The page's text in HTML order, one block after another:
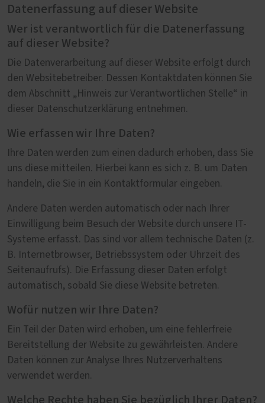
Datenerfassung auf dieser Website
Wer ist verantwortlich für die Datenerfassung
auf dieser Website?
Die Datenverarbeitung auf dieser Website erfolgt durch
den Websitebetreiber. Dessen Kontaktdaten können Sie
dem Abschnitt „Hinweis zur Verantwortlichen Stelle“ in
dieser Datenschutzerklärung entnehmen.
Wie erfassen wir Ihre Daten?
Ihre Daten werden zum einen dadurch erhoben, dass Sie
uns diese mitteilen. Hierbei kann es sich z. B. um Daten
handeln, die Sie in ein Kontaktformular eingeben.
Andere Daten werden automatisch oder nach Ihrer
Einwilligung beim Besuch der Website durch unsere IT-
Systeme erfasst. Das sind vor allem technische Daten (z.
B. Internetbrowser, Betriebssystem oder Uhrzeit des
Seitenaufrufs). Die Erfassung dieser Daten erfolgt
automatisch, sobald Sie diese Website betreten.
Wofür nutzen wir Ihre Daten?
Ein Teil der Daten wird erhoben, um eine fehlerfreie
Bereitstellung der Website zu gewährleisten. Andere
Daten können zur Analyse Ihres Nutzerverhaltens
verwendet werden.
Welche Rechte haben Sie bezüglich Ihrer Daten?